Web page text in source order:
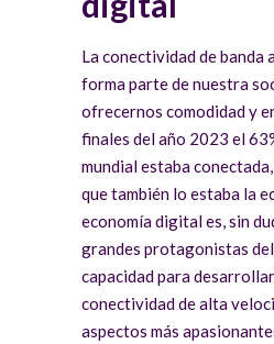
La conectividad de banda
forma parte de nuestra
ofrecernos comodidad y
finales del año 2023 el
mundial estaba
que también lo estaba la
economía digital es, sin
grandes protagonistas
capacidad para
conectividad de alta
aspectos más